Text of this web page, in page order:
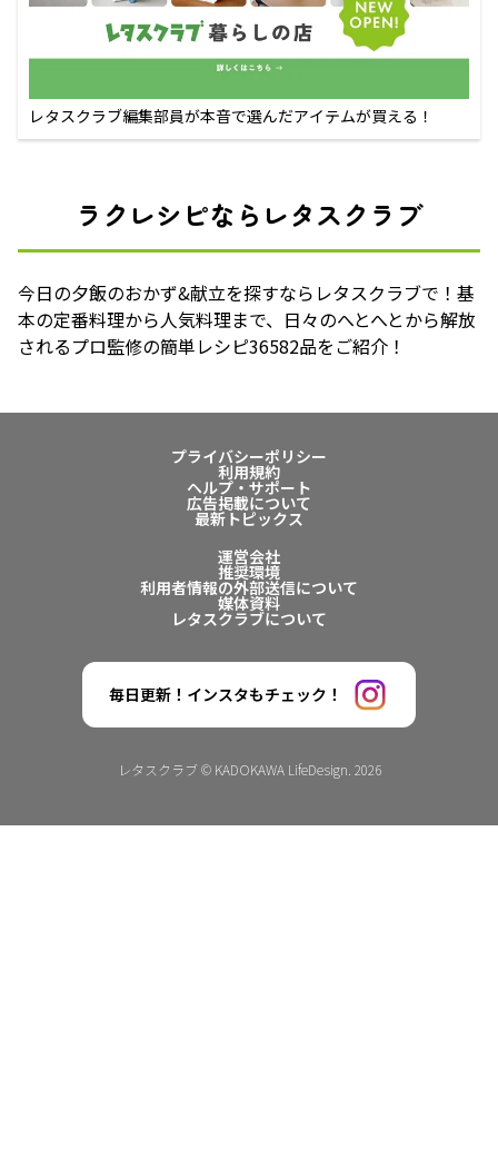
レタスクラブ編集部員が本音で選んだアイテムが買える！
ラクレシピならレタスクラブ
今日の夕飯のおかず&献立を探すならレタスクラブで！基
本の定番料理から人気料理まで、日々のへとへとから解放
されるプロ監修の簡単レシピ36582品をご紹介！
プライバシーポリシー
利用規約
ヘルプ・サポート
広告掲載について
最新トピックス
運営会社
推奨環境
利用者情報の外部送信について
媒体資料
レタスクラブについて
毎日更新！インスタもチェック！
レタスクラブ © KADOKAWA LifeDesign. 2026